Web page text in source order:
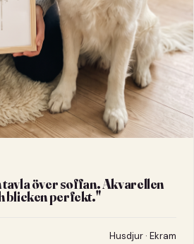
tavla över soffan. Akvarellen
blicken perfekt."
Husdjur · Ekram